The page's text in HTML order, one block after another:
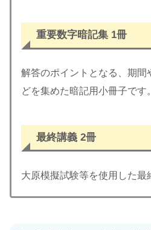
重要数字暗記集 1冊
解答のポイントとなる、期間
どを集めた暗記用小冊子です。
最終講義 2冊
大原模擬試験等を使用した最